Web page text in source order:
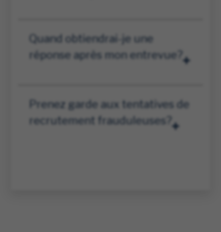
Quand obtiendrai-je une
réponse après mon entrevue?
Prenez garde aux tentatives de
recrutement frauduleuses?